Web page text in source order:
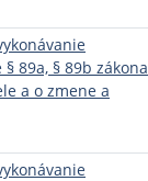
89a, § 89b zákona
a o zmene a